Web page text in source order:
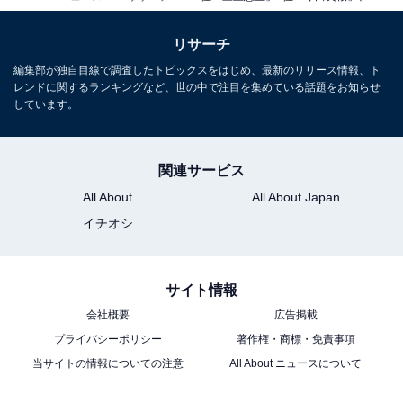
リサーチ
編集部が独自目線で調査したトピックスをはじめ、最新のリリース情報、ト
レンドに関するランキングなど、世の中で注目を集めている話題をお知らせ
しています。
関連サービス
All About
All About Japan
イチオシ
サイト情報
会社概要
広告掲載
プライバシーポリシー
著作権・商標・免責事項
当サイトの情報についての注意
All About ニュースについて